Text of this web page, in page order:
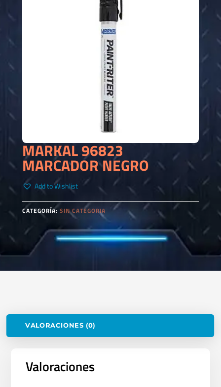
MARKAL 96823
MARCADOR NEGRO
Add to Wishlist
CATEGORÍA: SIN CATEGORIA
VALORACIONES (0)
Valoraciones